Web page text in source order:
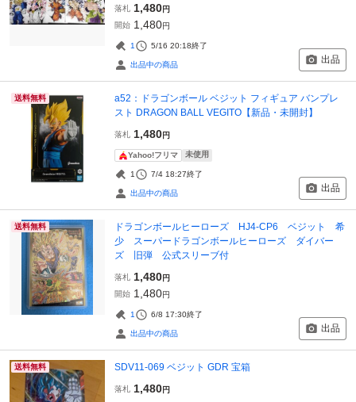
落札 1,480円
開始 1,480円
1 5/16 20:18終了
出品中の商品 出品
送料無料
a52：ドラゴンボール ベジット フィギュア バンプレ
スト DRAGON BALL VEGITO【新品・未開封】
落札 1,480円
Yahoo!フリマ 未使用
1 7/4 18:27終了
出品中の商品 出品
送料無料
ドラゴンボールヒーローズ HJ4-CP6 ベジット 希
少 スーパードラゴンボールヒーローズ ダイバー
ズ 旧弾 公式スリーブ付
落札 1,480円
開始 1,480円
1 6/8 17:30終了
出品中の商品 出品
送料無料 SDV11-069 ベジット GDR 宝箱
落札 1,480円